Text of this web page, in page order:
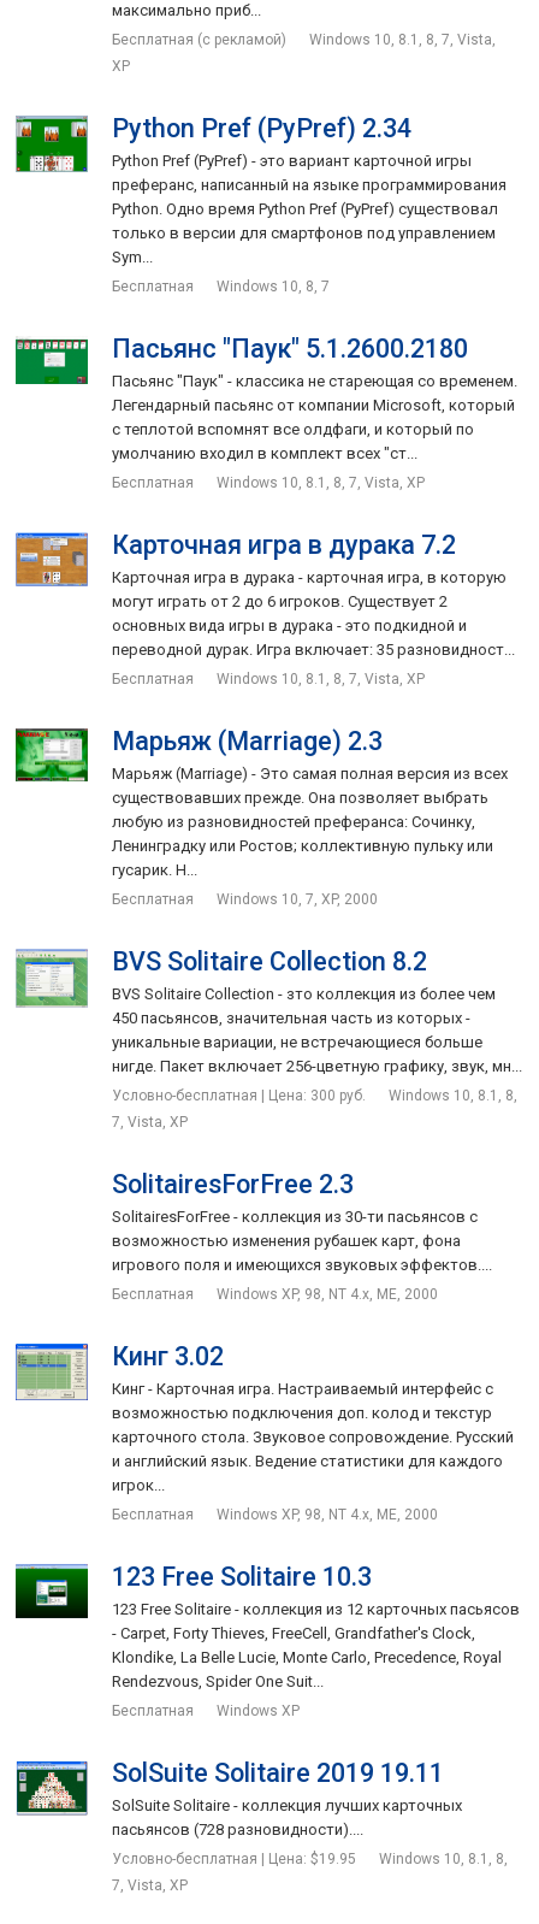
максимально приб...
Бесплатная (с рекламой)
Windows 10, 8.1, 8, 7, Vista,
XP
Python Pref (PyPref) 2.34
Python Pref (PyPref) - это вариант карточной игры
преферанс, написанный на языке программирования
Python. Одно время Python Pref (PyPref) существовал
только в версии для смартфонов под управлением
Sym...
Бесплатная Windows 10, 8, 7
Пасьянс "Паук" 5.1.2600.2180
Пасьянс "Паук" - классика не стареющая со временем.
Легендарный пасьянс от компании Microsoft, который
с теплотой вспомнят все олдфаги, и который по
умолчанию входил в комплект всех "ст...
Бесплатная Windows 10, 8.1, 8, 7, Vista, XP
Карточная игра в дурака 7.2
Карточная игра в дурака - карточная игра, в которую
могут играть от 2 до 6 игроков. Существует 2
основных вида игры в дурака - это подкидной и
переводной дурак. Игра включает: 35 разновидност...
Бесплатная Windows 10, 8.1, 8, 7, Vista, XP
Марьяж (Marriage) 2.3
Марьяж (Marriage) - Это самая полная версия из всех
существовавших прежде. Она позволяет выбрать
любую из разновидностей преферанса: Сочинку,
Ленинградку или Ростов; коллективную пульку или
гусарик. Н...
Бесплатная Windows 10, 7, XP, 2000
BVS Solitaire Collection 8.2
BVS Solitaire Collection - зто коллекция из более чем
450 пасьянсов, значительная часть из которых -
уникальные вариации, не встречающиеся больше
нигде. Пакет включает 256-цветную графику, звук, мн...
Условно-бесплатная | Цена: 300 руб.
Windows 10, 8.1, 8,
7, Vista, XP
SolitairesForFree 2.3
SolitairesForFree - коллекция из 30-ти пасьянсов с
возможностью изменения рубашек карт, фона
игрового поля и имеющихся звуковых эффектов....
Бесплатная Windows XP, 98, NT 4.x, ME, 2000
Кинг 3.02
Кинг - Карточная игра. Настраиваемый интерфейс с
возможностью подключения доп. колод и текстур
карточного стола. Звуковое сопровождение. Русский
и английский язык. Ведение статистики для каждого
игрок...
Бесплатная Windows XP, 98, NT 4.x, ME, 2000
123 Free Solitaire 10.3
123 Free Solitaire - коллекция из 12 карточных пасьясов
- Carpet, Forty Thieves, FreeCell, Grandfather's Clock,
Klondike, La Belle Lucie, Monte Carlo, Precedence, Royal
Rendezvous, Spider One Suit...
Бесплатная Windows XP
SolSuite Solitaire 2019 19.11
SolSuite Solitaire - коллекция лучших карточных
пасьянсов (728 разновидности)....
Условно-бесплатная | Цена: $19.95
Windows 10, 8.1, 8,
7, Vista, XP